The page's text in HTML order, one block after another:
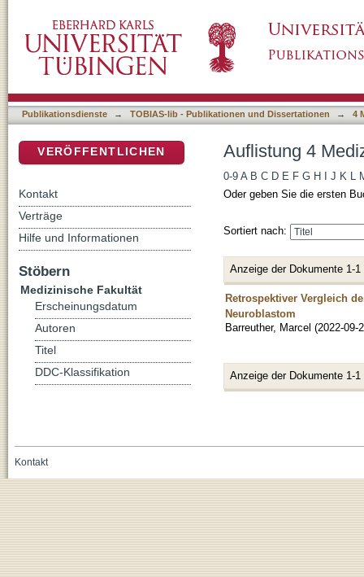
Publikationsdienste → TOBIAS-lib - Publikationen und Dissertationen → 4
Auflistung 4
0-9 A B C D E F G H J K L
Oder geben Sie die ersten
Sortiert nach:
Anzeige der Dokumente 1-1
Retrospektiver Vergleich
Neuroblastom
Barreuther, Marcel (2022-09-
Anzeige der Dokumente 1-1
VERÖFFENTLICHEN
Kontakt
Verträge
Hilfe und Informationen
Stöbern
Medizinische Fakultät
Erscheinungsdatum
Autoren
Titel
DDC-Klassifikation
Kontakt